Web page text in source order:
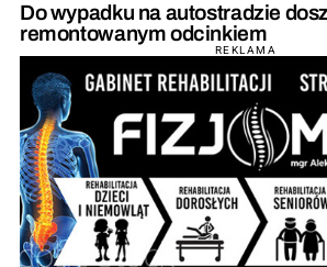
Do wypadku na autostradzie
remontowanym odcinkiem
REKLAMA